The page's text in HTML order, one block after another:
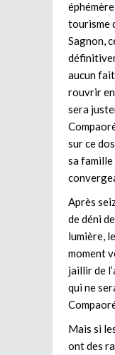
tourisme
Sagnon,
aucun
rouvrir
sera
sur ce
sa
Après
de déni
lumière,
moment
jaillir de
qui ne
Mais si
ont des